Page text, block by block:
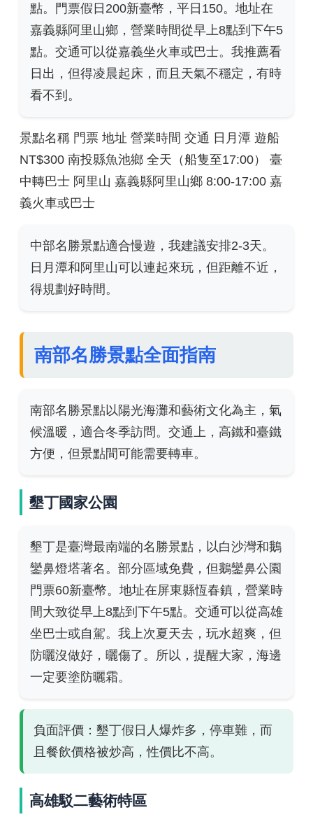
點。門票假日200新臺幣，平日150。地址在
嘉義縣阿里山鄉，營業時間從早上8點到下午5
點。交通可以從嘉義坐火車或巴士。我推薦看
日出，但得凌晨起床，而且天氣不穩定，有時
看不到。
景點名稱 門票 地址 營業時間 交通 日月潭 遊船
NT$300 南投縣魚池鄉 全天（船隻至17:00） 臺
中轉巴士 阿里山 嘉義縣阿里山鄉 8:00-17:00 嘉
義火車或巴士
中部名勝景點適合慢遊，我建議安排2-3天。
日月潭和阿里山可以連起來玩，但距離不近，
得規劃好時間。
南部名勝景點全面指南
南部名勝景點以陽光海灘和藝術文化為主，氣
候溫暖，適合冬季訪問。交通上，高鐵和臺鐵
方便，但景點間可能需要轉車。
墾丁國家公園
墾丁是臺灣最南端的名勝景點，以白沙灣和鵝
鑾鼻燈塔著名。部分區域免費，但鵝鑾鼻公園
門票60新臺幣。地址在屏東縣恆春鎮，營業時
間大致從早上8點到下午5點。交通可以從高雄
坐巴士或自駕。我上次夏天去，玩水超爽，但
防曬沒做好，曬傷了。所以，提醒大家，海邊
一定要塗防曬霜。
負面評價：墾丁假日人爆炸多，停車難，而
且餐飲價格被炒高，性價比不高。
高雄駁二藝術特區